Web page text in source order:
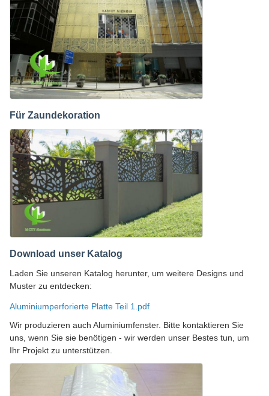
Für Zaundekoration
Download unser Katalog
Laden Sie unseren Katalog herunter, um weitere Designs und
Muster zu entdecken:
Aluminiumperforierte Platte Teil 1.pdf
Wir produzieren auch Aluminiumfenster. Bitte kontaktieren Sie
uns, wenn Sie sie benötigen - wir werden unser Bestes tun, um
Ihr Projekt zu unterstützen.